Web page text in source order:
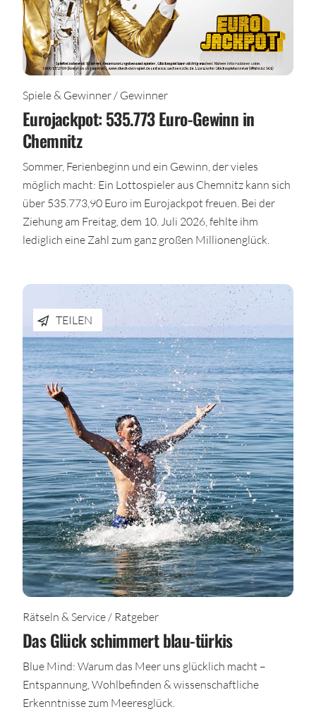
Spiele & Gewinner / Gewinner
Eurojackpot: 535.773 Euro-Gewinn in
Chemnitz
Sommer, Ferienbeginn und ein Gewinn, der vieles
möglich macht: Ein Lottospieler aus Chemnitz kann sich
über 535.773,90 Euro im Eurojackpot freuen. Bei der
Ziehung am Freitag, dem 10. Juli 2026, fehlte ihm
lediglich eine Zahl zum ganz großen Millionenglück.
TEILEN
Rätseln & Service / Ratgeber
Das Glück schimmert blau-türkis
Blue Mind: Warum das Meer uns glücklich macht –
Entspannung, Wohlbefinden & wissenschaftliche
Erkenntnisse zum Meeresglück.